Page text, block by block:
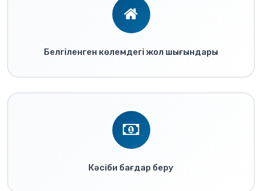
Белгіленген көлемдегі жол шығындары
Кәсіби бағдар беру